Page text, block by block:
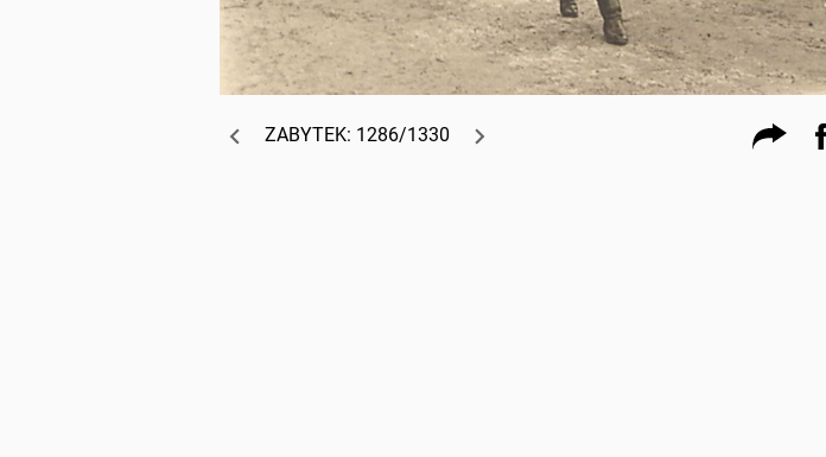
ZABYTEK: 1286/1330